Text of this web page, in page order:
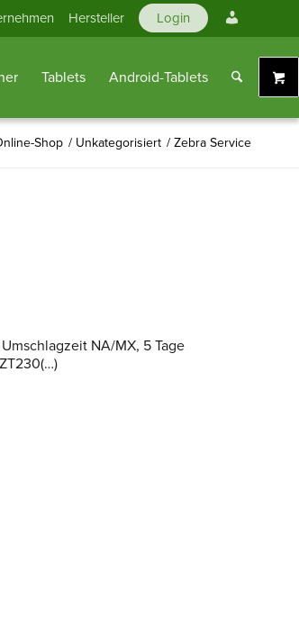
Hersteller Login
Konto
Tablets Android-Tablets
Shop / Unkategorisiert / Zebra Service
NA/MX, 5 Tage